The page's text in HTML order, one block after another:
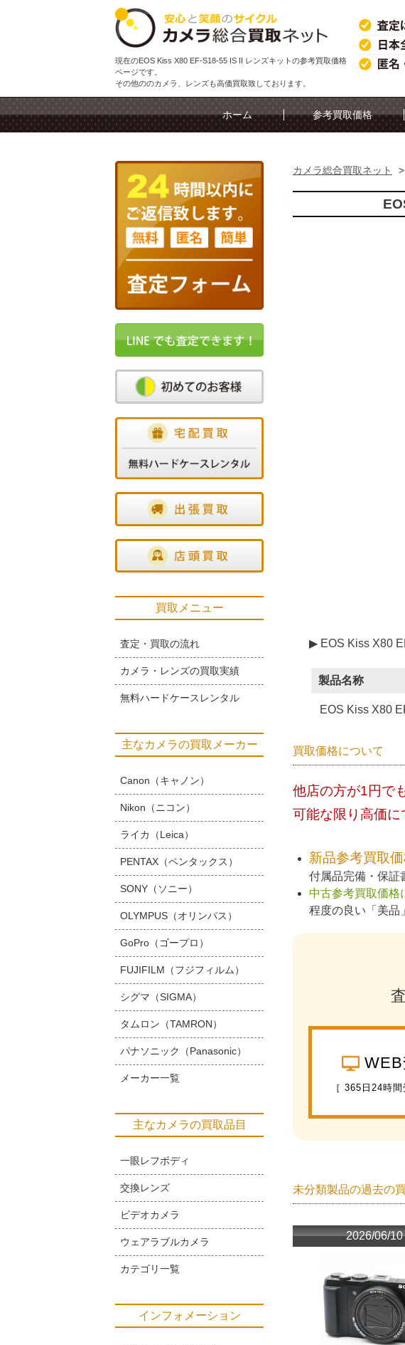
現在のEOS Kiss X80 EF-S18-55 IS II レンズキットの参考買取価格
ページです。
その他ののカメラ、レンズも高価買取致しております。
ホーム 参考買取価格
カメラ総合買取ネット >
▶ EOS Kiss X80
製品名称
EOS Kiss X80
買取価格について
他店の方が1円で
可能な限り高価に
新品参考買取
付属品完備・保証
中古参考買取価格
程度の良い「美品
WEB
［ 365日24時間
未分類製品の過去の
2026/06/10
買取メニュー
査定・買取の流れ
カメラ・レンズの買取実績
無料ハードケースレンタル
主なカメラの買取メーカー
Canon（キャノン）
Nikon（ニコン）
ライカ（Leica）
PENTAX（ペンタックス）
SONY（ソニー）
OLYMPUS（オリンパス）
GoPro（ゴープロ）
FUJIFILM（フジフィルム）
シグマ（SIGMA）
タムロン（TAMRON）
パナソニック（Panasonic）
メーカー一覧
主なカメラの買取品目
一眼レフボディ
交換レンズ
ビデオカメラ
ウェアラブルカメラ
カテゴリ一覧
インフォメーション